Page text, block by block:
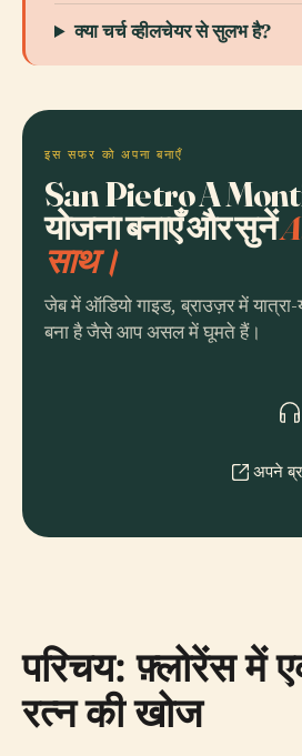
क्या चर्च व्हीलचेयर से सुलभ है?
इस सफर को अपना बनाएँ
San Pietro A
योजना बनाएँ और सुनें
साथ।
जेब में ऑडियो गाइड, ब्राउज़र में
बना है जैसे आप असल में घूमते हैं।
अपने
परिचय: फ़्लोरेंस में
रत्न की खोज